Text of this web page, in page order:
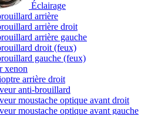
Éclairage
arrière
arrière droit
arrière gauche
droit (feux)
gauche (feux)
xenon
arrière droit
anti-brouillard
moustache optique avant droit
moustache optique avant gauche